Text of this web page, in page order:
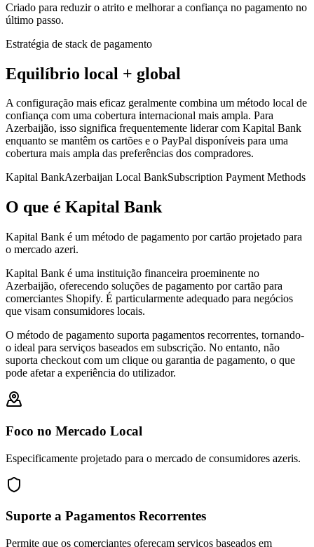
Criado para reduzir o atrito e melhorar a confiança no pagamento no
último passo.
Estratégia de stack de pagamento
Equilíbrio local + global
A configuração mais eficaz geralmente combina um método local de
confiança com uma cobertura internacional mais ampla. Para
Azerbaijão, isso significa frequentemente liderar com Kapital Bank
enquanto se mantêm os cartões e o PayPal disponíveis para uma
cobertura mais ampla das preferências dos compradores.
Kapital BankAzerbaijan Local BankSubscription Payment Methods
O que é Kapital Bank
Kapital Bank é um método de pagamento por cartão projetado para
o mercado azeri.
Kapital Bank é uma instituição financeira proeminente no
Azerbaijão, oferecendo soluções de pagamento por cartão para
comerciantes Shopify. É particularmente adequado para negócios
que visam consumidores locais.
O método de pagamento suporta pagamentos recorrentes, tornando-
o ideal para serviços baseados em subscrição. No entanto, não
suporta checkout com um clique ou garantia de pagamento, o que
pode afetar a experiência do utilizador.
Foco no Mercado Local
Especificamente projetado para o mercado de consumidores azeris.
Suporte a Pagamentos Recorrentes
Permite que os comerciantes ofereçam serviços baseados em